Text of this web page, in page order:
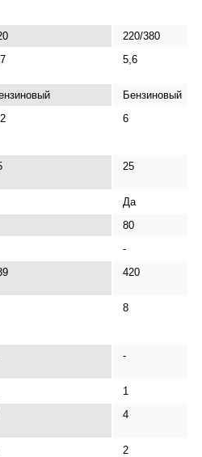
220/380
5,6
Бензиновый
6
25
Да
80
-
420
8
-
1
4
2